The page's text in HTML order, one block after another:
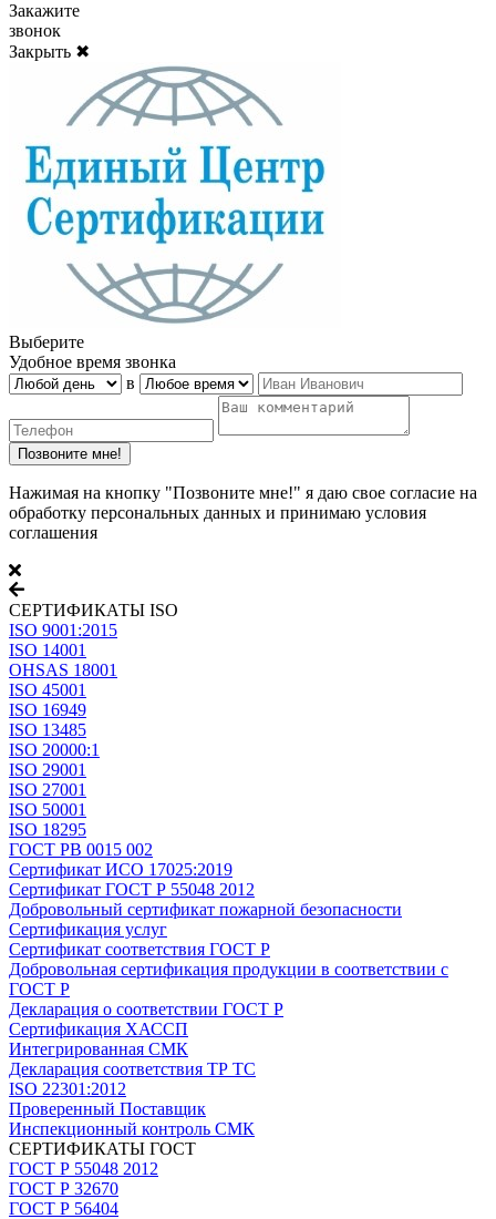
Закажите
звонок
Закрыть ✖
Выберите
Удобное время звонка
в
Нажимая на кнопку "Позвоните мне!" я даю свое согласие на
обработку персональных данных и принимаю условия
соглашения
СЕРТИФИКАТЫ ISO
ISO 9001:2015
ISO 14001
OHSAS 18001
ISO 45001
ISO 16949
ISO 13485
ISO 20000:1
ISO 29001
ISO 27001
ISO 50001
ISO 18295
ГОСТ РВ 0015 002
Сертификат ИСО 17025:2019
Сертификат ГОСТ Р 55048 2012
Добровольный сертификат пожарной безопасности
Сертификация услуг
Сертификат соответствия ГОСТ Р
Добровольная сертификация продукции в соответствии с
ГОСТ Р
Декларация о соответствии ГОСТ Р
Сертификация ХАССП
Интегрированная СМК
Декларация соответствия ТР ТС
ISO 22301:2012
Проверенный Поставщик
Инспекционный контроль СМК
СЕРТИФИКАТЫ ГОСТ
ГОСТ Р 55048 2012
ГОСТ Р 32670
ГОСТ Р 56404